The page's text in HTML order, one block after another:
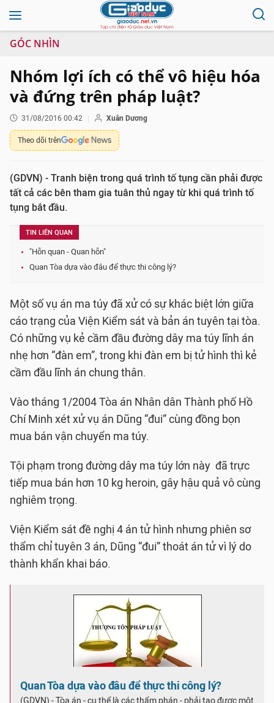
GÓC NHÌN
Nhóm lợi ích có thể vô hiệu hóa
và đứng trên pháp luật?
31/08/2016 00:42 Xuân Dương
Theo dõi trên
(GDVN) - Tranh biện trong quá trình tố tụng cần phải được
tất cả các bên tham gia tuân thủ ngay từ khi quá trình tố
tụng bắt đầu.
TIN LIÊN QUAN
"Hỗn quan - Quan hỗn"
Quan Tòa dựa vào đâu để thực thi công lý?
Một số vụ án ma túy đã xử có sự khác biệt lớn giữa
cáo trạng của Viện Kiểm sát và bản án tuyên tại tòa.
Có những vụ kẻ cầm đầu đường dây ma túy lĩnh án
nhẹ hơn “đàn em”, trong khi đàn em bị tử hình thì kẻ
cầm đầu lĩnh án chung thân.
Vào tháng 1/2004 Tòa án Nhân dân Thành phố Hồ
Chí Minh xét xử vụ án Dũng “đui” cùng đồng bọn
mua bán vận chuyển ma túy.
Tội phạm trong đường dây ma túy lớn này đã trực
tiếp mua bán hơn 10 kg heroin, gây hậu quả vô cùng
nghiêm trọng.
Viện Kiểm sát đề nghị 4 án tử hình nhưng phiên sơ
thẩm chỉ tuyên 3 án, Dũng “đui” thoát án tử vì lý do
thành khẩn khai báo.
Quan Tòa dựa vào đâu để thực thi công lý?
(GDVN) - Tòa án - cụ thể là các thẩm phán - phải tạo được một